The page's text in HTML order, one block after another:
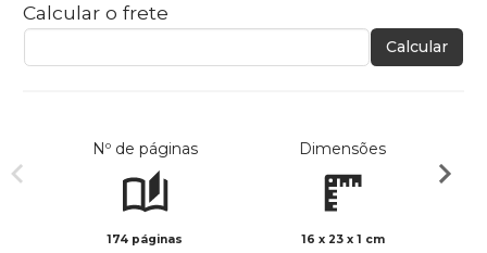
Calcular o frete
Calcular
Nº de páginas
174 páginas
Dimensões
16 x 23 x 1 cm